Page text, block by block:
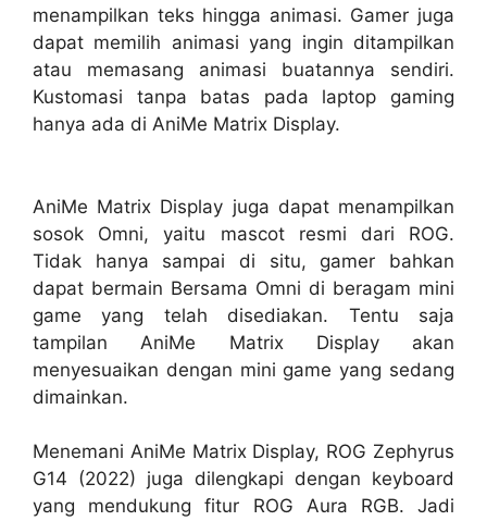
menampilkan teks hingga animasi. Gamer juga
dapat memilih animasi yang ingin ditampilkan
atau memasang animasi buatannya sendiri.
Kustomasi tanpa batas pada laptop gaming
hanya ada di AniMe Matrix Display.
AniMe Matrix Display juga dapat menampilkan
sosok Omni, yaitu mascot resmi dari ROG.
Tidak hanya sampai di situ, gamer bahkan
dapat bermain Bersama Omni di beragam mini
game yang telah disediakan. Tentu saja
tampilan AniMe Matrix Display akan
menyesuaikan dengan mini game yang sedang
dimainkan.
Menemani AniMe Matrix Display, ROG Zephyrus
G14 (2022) juga dilengkapi dengan keyboard
yang mendukung fitur ROG Aura RGB. Jadi